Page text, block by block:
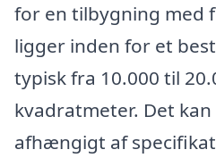
for en tilbygning med
ligger inden for et
typisk fra 10.000 til
kvadratmeter. Det
afhængigt af